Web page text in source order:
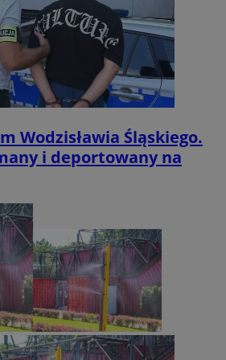
Wodzisławia Śląskiego.
i deportowany na